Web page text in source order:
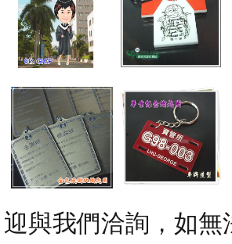
迎與我們洽詢，如